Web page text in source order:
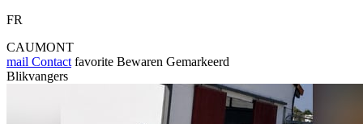
FR
CAUMONT
mail Contact favorite Bewaren Gemarkeerd
Blikvangers